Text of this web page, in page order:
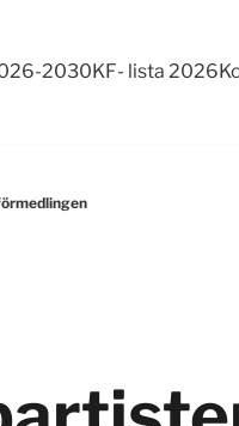
2030KF- lista 2026